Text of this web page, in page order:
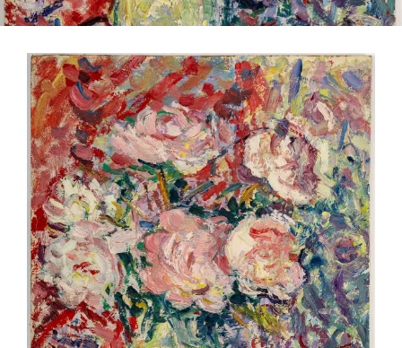
QUI SOMMES-NOUS